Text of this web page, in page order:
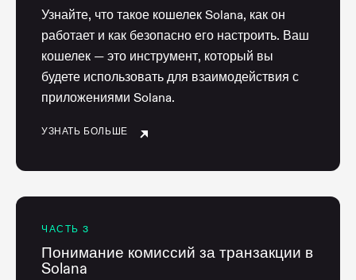
Узнайте, что такое кошелек Solana, как он
работает и как безопасно его настроить. Ваш
кошелек — это инструмент, который вы
будете использовать для взаимодействия с
приложениями Solana.
УЗНАТЬ БОЛЬШЕ
ЧАСТЬ 3
Понимание комиссий за транзакции в
Solana